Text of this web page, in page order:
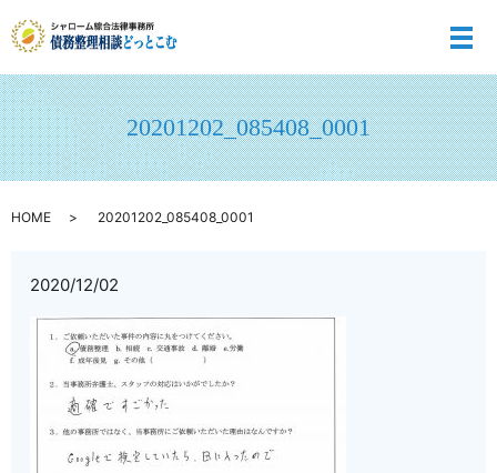
メ
20201202_085408_0001
HOME 20201202_085408_0001
2020/12/02